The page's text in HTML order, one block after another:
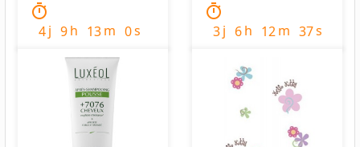
timer
4j 9h 13m 57
timer
3j 6h 12m 35s